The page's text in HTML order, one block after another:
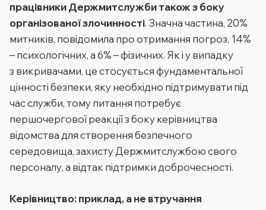
працівники Держмитслужби також з боку
організованої злочинності. Значна частина, 20%
митників, повідомила про отримання погроз, 14%
– психологічних, а 6% – фізичних. Як і у випадку
з викривачами, це стосується фундаментальної
цінності безпеки, яку необхідно підтримувати під
час служби, тому питання потребує
першочергової реакції з боку керівництва
відомства для створення безпечного
середовища, захисту Держмитслужбою свого
персоналу, а відтак підтримки доброчесності.
Керівництво: приклад, а не втручання